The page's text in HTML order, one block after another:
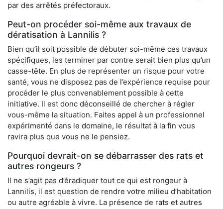
par des arrêtés préfectoraux.
Peut-on procéder soi-même aux travaux de
dératisation à Lannilis ?
Bien qu’il soit possible de débuter soi-même ces travaux
spécifiques, les terminer par contre serait bien plus qu’un
casse-tête. En plus de représenter un risque pour votre
santé, vous ne disposez pas de l’expérience requise pour
procéder le plus convenablement possible à cette
initiative. Il est donc déconseillé de chercher à régler
vous-même la situation. Faites appel à un professionnel
expérimenté dans le domaine, le résultat à la fin vous
ravira plus que vous ne le pensiez.
Pourquoi devrait-on se débarrasser des rats et
autres rongeurs ?
Il ne s’agit pas d’éradiquer tout ce qui est rongeur à
Lannilis, il est question de rendre votre milieu d’habitation
ou autre agréable à vivre. La présence de rats et autres